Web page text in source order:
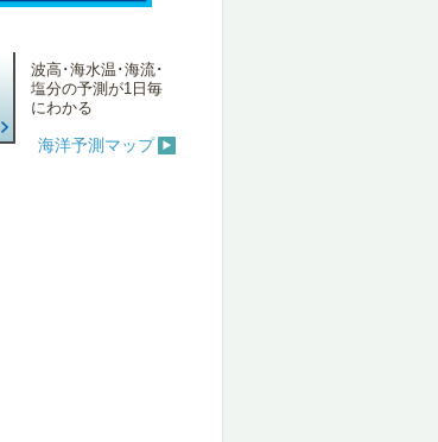
波高･海水温･海流･
塩分の予測が1日毎
にわかる
海洋予測マップ